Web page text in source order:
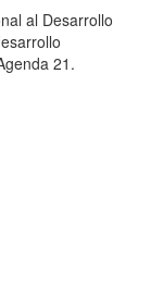
al Desarrollo
21.